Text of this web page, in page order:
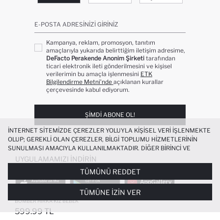
BOMBER HIRKA KIZ BEBEK
599.99 TL
E-POSTA ADRESINIZI GIRINIZ
Kampanya, reklam, promosyon, tanıtım
amaçlarıyla yukarıda belirttiğim iletişim adresime,
DeFacto Perakende Anonim Şirketi tarafından
ticari elektronik ileti gönderilmesini ve kişisel
verilerimin bu amaçla işlenmesini ETK
Bilgilendirme Metni’nde açıklanan kurallar
çerçevesinde kabul ediyorum.
ŞIMDI ABONE OL!
UYGULAMAMIZI İNDIRIN
POPÜLER KATEGORILER
İNTERNET SITEMIZDE ÇEREZLER YOLUYLA KIŞISEL VERI IŞLENMEKTE
OLUP; GEREKLI OLAN ÇEREZLER, BILGI TOPLUMU HIZMETLERININ
SUNULMASI AMACIYLA KULLANILMAKTADIR. DIĞER BIRINCI VE
ÜÇÜNCÜ TARAF ÇEREZLER ISE SIZE DAHA IYI BIR ALIŞVERIŞ
DENEYIMI SUNULABILMESI, SITEMIZIN DAHA IŞLEVSEL KILINMASI VE
KIŞISELLEŞTIRMESI VE AÇIK RIZA VERMENIZ HALINDE, SIZLERE
YÖNELIK PAZARLAMA FAALIYETLERININ YAPILMASI AMAÇLARIYLA
SINIRLI OLARAK KULLANILACAKTIR. ÇEREZLERE DAIR TERCIHLERINIZI
ÇEREZ TERCIHLERIPANELI ARACILIĞIYLA HER ZAMAN YÖNETEBILIR,
ÇEREZLERLE ILGILI DAHA DETAYLI BILGIYE
TÜMÜNÜ REDDET
TÜMÜNE İZIN VER